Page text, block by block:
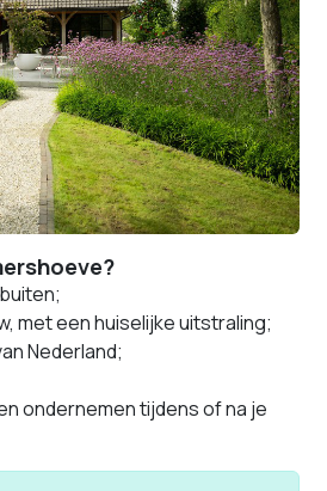
met een huiselijke uitstraling;
Nederland;
ondernemen tijdens of na je